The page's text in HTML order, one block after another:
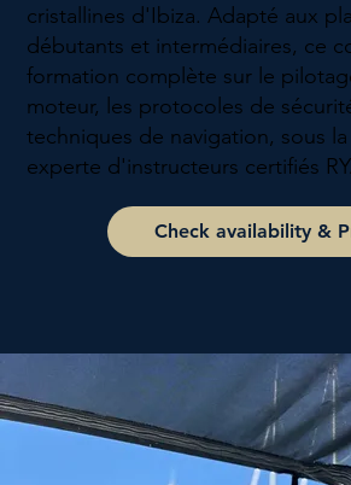
cristallines d'Ibiza. Adapté aux
débutants et intermédiaires, ce
formation complète sur le
moteur, les protocoles de
techniques de navigation, sous
experte d'instructeurs certifiés
Check availability &